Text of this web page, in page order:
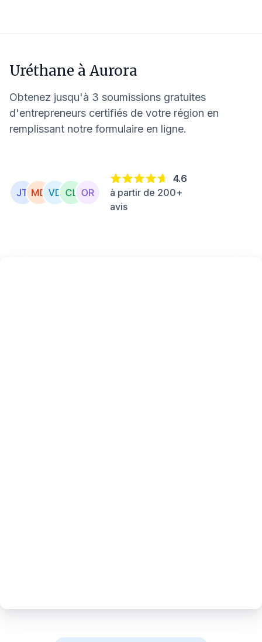
Uréthane à Aurora
Obtenez jusqu'à 3 soumissions gratuites
d'entrepreneurs certifiés de votre région en
remplissant notre formulaire en ligne.
4.6
à partir de 200+
avis